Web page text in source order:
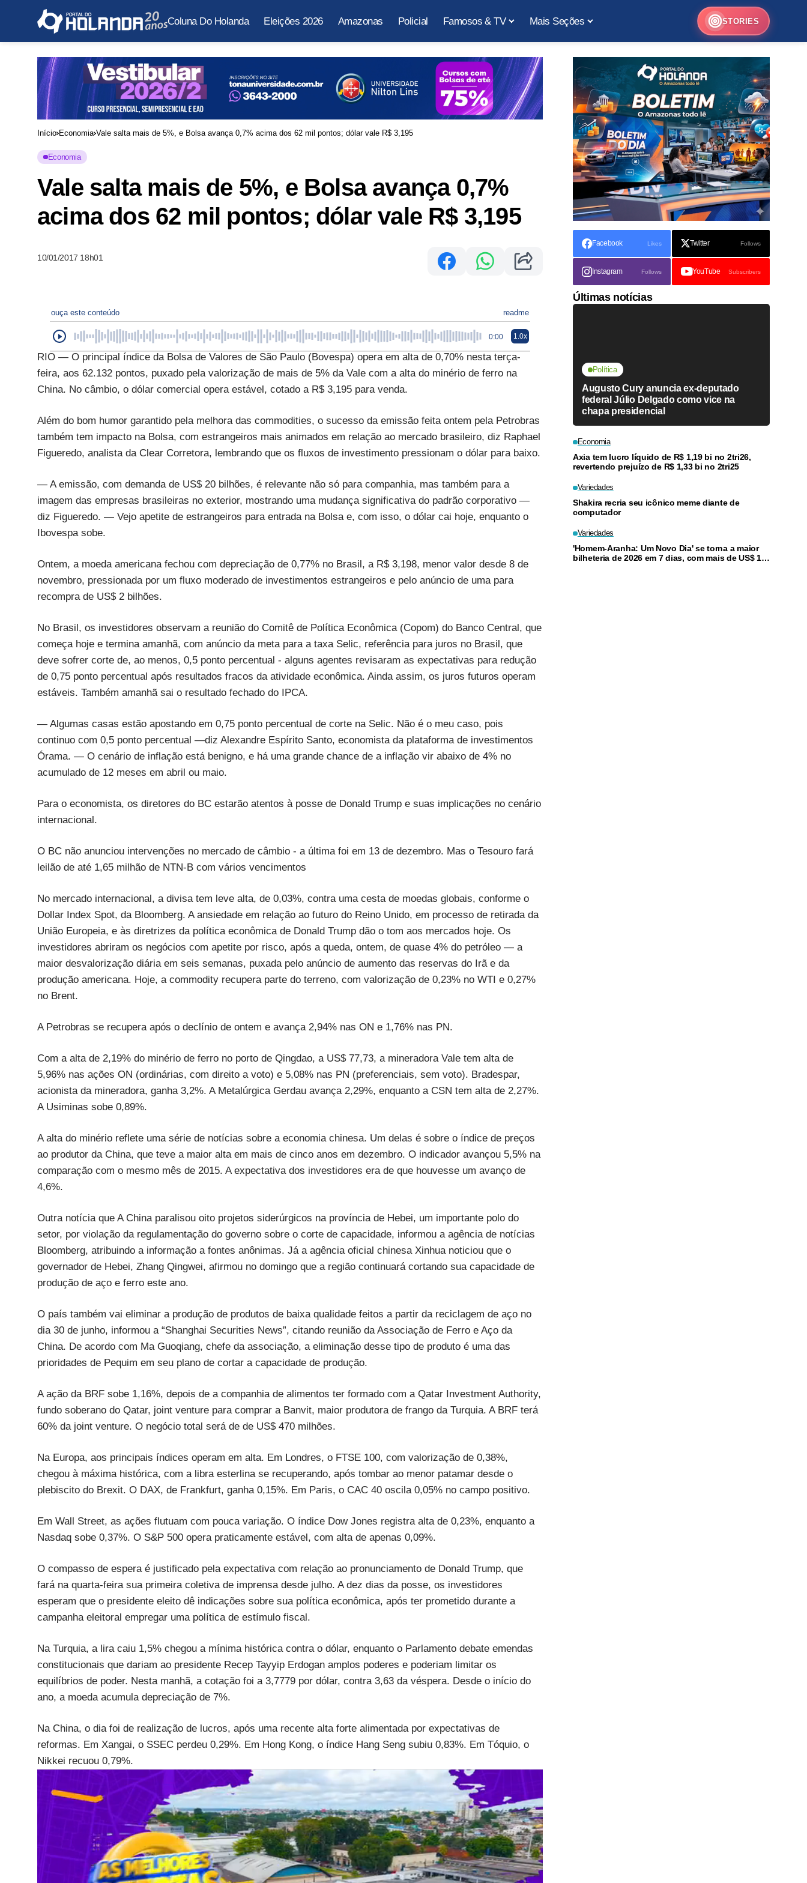
Coluna Do Holanda Eleições 2026 Amazonas Policial Famosos & TV Mais Seções STORIES
Início Economia Vale salta mais de 5%, e Bolsa avança 0,7% acima dos 62 mil pontos; dólar vale R$ 3,195
Economia
Vale salta mais de 5%, e Bolsa avança 0,7%
acima dos 62 mil pontos; dólar vale R$ 3,195
10/01/2017 18h01
ouça este conteúdo readme
0:00 1.0x
RIO — O principal índice da Bolsa de Valores de São Paulo (Bovespa) opera em alta de 0,70% nesta terça-
feira, aos 62.132 pontos, puxado pela valorização de mais de 5% da Vale com a alta do minério de ferro na
China. No câmbio, o dólar comercial opera estável, cotado a R$ 3,195 para venda.
Além do bom humor garantido pela melhora das commodities, o sucesso da emissão feita ontem pela Petrobras
também tem impacto na Bolsa, com estrangeiros mais animados em relação ao mercado brasileiro, diz Raphael
Figueredo, analista da Clear Corretora, lembrando que os fluxos de investimento pressionam o dólar para baixo.
— A emissão, com demanda de US$ 20 bilhões, é relevante não só para companhia, mas também para a
imagem das empresas brasileiras no exterior, mostrando uma mudança significativa do padrão corporativo —
diz Figueredo. — Vejo apetite de estrangeiros para entrada na Bolsa e, com isso, o dólar cai hoje, enquanto o
Ibovespa sobe.
Ontem, a moeda americana fechou com depreciação de 0,77% no Brasil, a R$ 3,198, menor valor desde 8 de
novembro, pressionada por um fluxo moderado de investimentos estrangeiros e pelo anúncio de uma para
recompra de US$ 2 bilhões.
No Brasil, os investidores observam a reunião do Comitê de Política Econômica (Copom) do Banco Central, que
começa hoje e termina amanhã, com anúncio da meta para a taxa Selic, referência para juros no Brasil, que
deve sofrer corte de, ao menos, 0,5 ponto percentual - alguns agentes revisaram as expectativas para redução
de 0,75 ponto percentual após resultados fracos da atividade econômica. Ainda assim, os juros futuros operam
estáveis. Também amanhã sai o resultado fechado do IPCA.
— Algumas casas estão apostando em 0,75 ponto percentual de corte na Selic. Não é o meu caso, pois
continuo com 0,5 ponto percentual —diz Alexandre Espírito Santo, economista da plataforma de investimentos
Órama. — O cenário de inflação está benigno, e há uma grande chance de a inflação vir abaixo de 4% no
acumulado de 12 meses em abril ou maio.
Para o economista, os diretores do BC estarão atentos à posse de Donald Trump e suas implicações no cenário
internacional.
O BC não anunciou intervenções no mercado de câmbio - a última foi em 13 de dezembro. Mas o Tesouro fará
leilão de até 1,65 milhão de NTN-B com vários vencimentos
No mercado internacional, a divisa tem leve alta, de 0,03%, contra uma cesta de moedas globais, conforme o
Dollar Index Spot, da Bloomberg. A ansiedade em relação ao futuro do Reino Unido, em processo de retirada da
União Europeia, e às diretrizes da política econômica de Donald Trump dão o tom aos mercados hoje. Os
investidores abriram os negócios com apetite por risco, após a queda, ontem, de quase 4% do petróleo — a
maior desvalorização diária em seis semanas, puxada pelo anúncio de aumento das reservas do Irã e da
produção americana. Hoje, a commodity recupera parte do terreno, com valorização de 0,23% no WTI e 0,27%
no Brent.
A Petrobras se recupera após o declínio de ontem e avança 2,94% nas ON e 1,76% nas PN.
Com a alta de 2,19% do minério de ferro no porto de Qingdao, a US$ 77,73, a mineradora Vale tem alta de
5,96% nas ações ON (ordinárias, com direito a voto) e 5,08% nas PN (preferenciais, sem voto). Bradespar,
acionista da mineradora, ganha 3,2%. A Metalúrgica Gerdau avança 2,29%, enquanto a CSN tem alta de 2,27%.
A Usiminas sobe 0,89%.
A alta do minério reflete uma série de notícias sobre a economia chinesa. Um delas é sobre o índice de preços
ao produtor da China, que teve a maior alta em mais de cinco anos em dezembro. O indicador avançou 5,5% na
comparação com o mesmo mês de 2015. A expectativa dos investidores era de que houvesse um avanço de
4,6%.
Outra notícia que A China paralisou oito projetos siderúrgicos na província de Hebei, um importante polo do
setor, por violação da regulamentação do governo sobre o corte de capacidade, informou a agência de notícias
Bloomberg, atribuindo a informação a fontes anônimas. Já a agência oficial chinesa Xinhua noticiou que o
governador de Hebei, Zhang Qingwei, afirmou no domingo que a região continuará cortando sua capacidade de
produção de aço e ferro este ano.
O país também vai eliminar a produção de produtos de baixa qualidade feitos a partir da reciclagem de aço no
dia 30 de junho, informou a “Shanghai Securities News”, citando reunião da Associação de Ferro e Aço da
China. De acordo com Ma Guoqiang, chefe da associação, a eliminação desse tipo de produto é uma das
prioridades de Pequim em seu plano de cortar a capacidade de produção.
A ação da BRF sobe 1,16%, depois de a companhia de alimentos ter formado com a Qatar Investment Authority,
fundo soberano do Qatar, joint venture para comprar a Banvit, maior produtora de frango da Turquia. A BRF terá
60% da joint venture. O negócio total será de de US$ 470 milhões.
Na Europa, aos principais índices operam em alta. Em Londres, o FTSE 100, com valorização de 0,38%,
chegou à máxima histórica, com a libra esterlina se recuperando, após tombar ao menor patamar desde o
plebiscito do Brexit. O DAX, de Frankfurt, ganha 0,15%. Em Paris, o CAC 40 oscila 0,05% no campo positivo.
Em Wall Street, as ações flutuam com pouca variação. O índice Dow Jones registra alta de 0,23%, enquanto a
Nasdaq sobe 0,37%. O S&P 500 opera praticamente estável, com alta de apenas 0,09%.
O compasso de espera é justificado pela expectativa com relação ao pronunciamento de Donald Trump, que
fará na quarta-feira sua primeira coletiva de imprensa desde julho. A dez dias da posse, os investidores
esperam que o presidente eleito dê indicações sobre sua política econômica, após ter prometido durante a
campanha eleitoral empregar uma política de estímulo fiscal.
Na Turquia, a lira caiu 1,5% chegou a mínima histórica contra o dólar, enquanto o Parlamento debate emendas
constitucionais que dariam ao presidente Recep Tayyip Erdogan amplos poderes e poderiam limitar os
equilíbrios de poder. Nesta manhã, a cotação foi a 3,7779 por dólar, contra 3,63 da véspera. Desde o início do
ano, a moeda acumula depreciação de 7%.
Na China, o dia foi de realização de lucros, após uma recente alta forte alimentada por expectativas de
reformas. Em Xangai, o SSEC perdeu 0,29%. Em Hong Kong, o índice Hang Seng subiu 0,83%. Em Tóquio, o
Nikkei recuou 0,79%.
Facebook Likes Twitter Follows
Instagram Follows YouTube Subscribers
Últimas notícias
Política
Augusto Cury anuncia ex-deputado
federal Júlio Delgado como vice na
chapa presidencial
Economia
Axia tem lucro líquido de R$ 1,19 bi no 2tri26,
revertendo prejuízo de R$ 1,33 bi no 2tri25
Variedades
Shakira recria seu icônico meme diante de
computador
Variedades
'Homem-Aranha: Um Novo Dia' se torna a maior
bilheteria de 2026 em 7 dias, com mais de US$ 1